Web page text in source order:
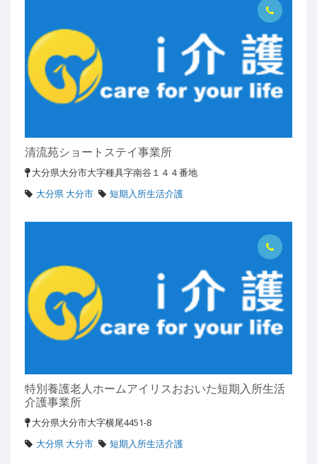
清流苑ショートステイ事業所
大分県大分市大字種具字南谷１４４番地
大分県 大分市
短期入所生活介護
特別養護老人ホームアイリスおおいた短期入所生活
介護事業所
大分県大分市大字横尾4451-8
大分県 大分市
短期入所生活介護